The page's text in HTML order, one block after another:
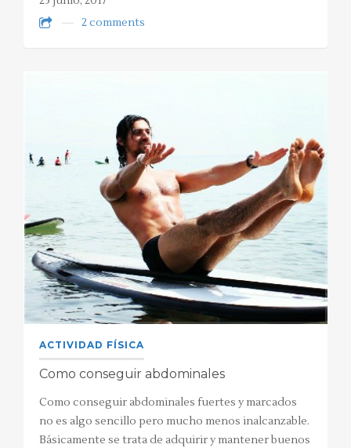
2 comments
ACTIVIDAD FÍSICA
Como conseguir abdominales
Como conseguir abdominales fuertes y marcados
no es algo sencillo pero mucho menos inalcanzable.
Básicamente se trata de adquirir y mantener buenos